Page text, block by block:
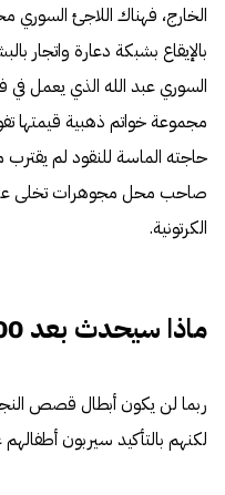
الخارج، فهناك اللاجئ
بالإيقاع بشبكة دعارة
السوري عبد الله الذي يعمل
حاجته الماسة للنقود لم
صاحب محل مجوهرات تخلى عن
الكرتونية.
ماذا سيحدث بعد 100 عام؟
لكنهم بالتأكيد سيربون